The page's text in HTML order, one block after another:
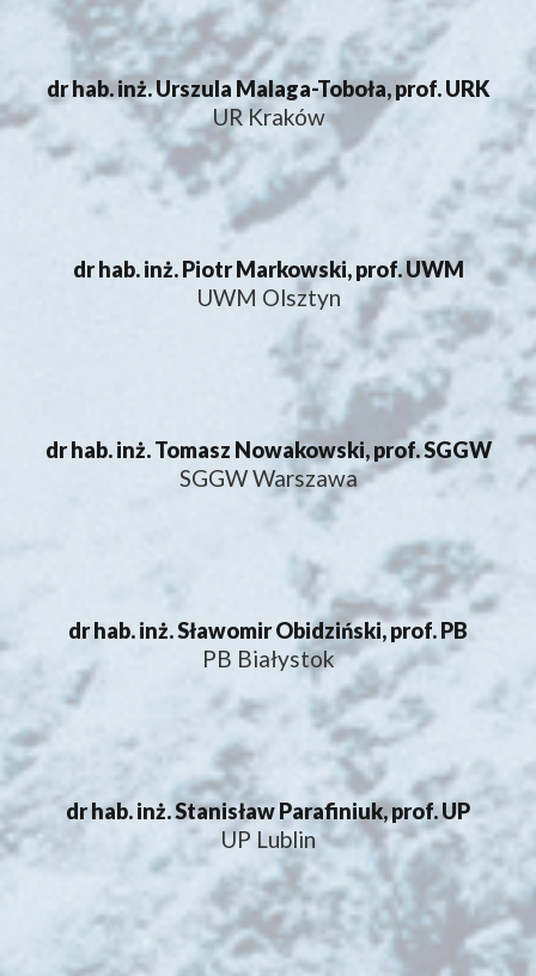
dr hab. inż. Urszula Malaga-Toboła, prof. URK
UR Kraków
dr hab. inż. Piotr Markowski, prof. UWM
UWM Olsztyn
dr hab. inż. Tomasz Nowakowski, prof. SGGW
SGGW Warszawa
dr hab. inż. Sławomir Obidziński, prof. PB
PB Białystok
dr hab. inż. Stanisław Parafiniuk, prof. UP
UP Lublin